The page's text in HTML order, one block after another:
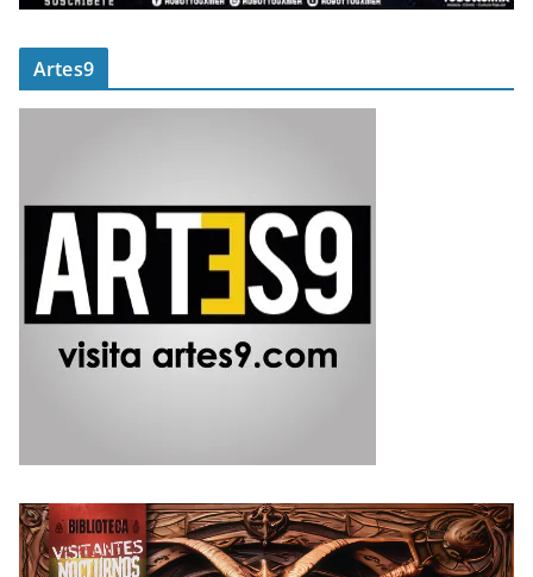
Artes9